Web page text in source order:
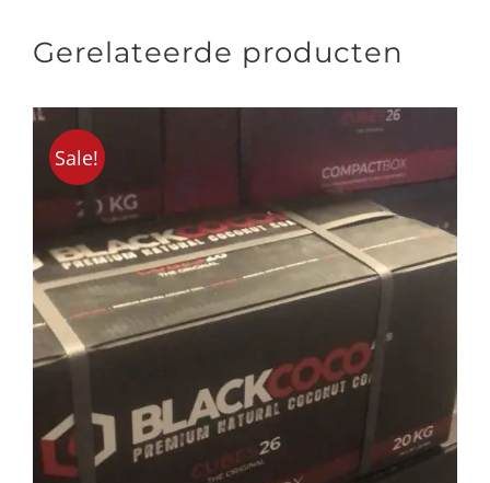
Gerelateerde producten
Sale!